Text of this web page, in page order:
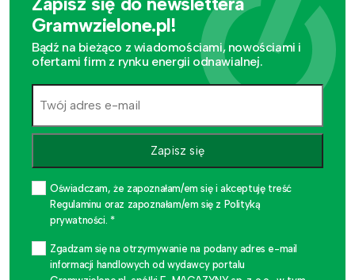
Gramwzielone.pl!
Bądź na bieżąco z wiadomościami, nowościami i
ofertami firm z rynku energii odnawialnej.
Zapisz się
Oświadczam, że zapoznałam/em się i akceptuję treść
Regulaminu oraz zapoznałam/em się z Polityką
prywatności. *
Zgadzam się na otrzymywanie na podany adres e-mail
informacji handlowych od wydawcy portalu